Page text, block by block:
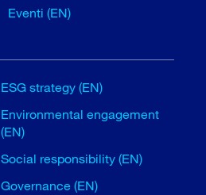
Eventi (EN)
ESG strategy (EN)
Environmental engagement
(EN)
Social responsibility (EN)
Governance (EN)